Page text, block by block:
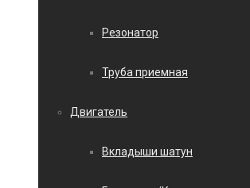
Резонатор
Труба приемная
Двигатель
Вкладыши шатун